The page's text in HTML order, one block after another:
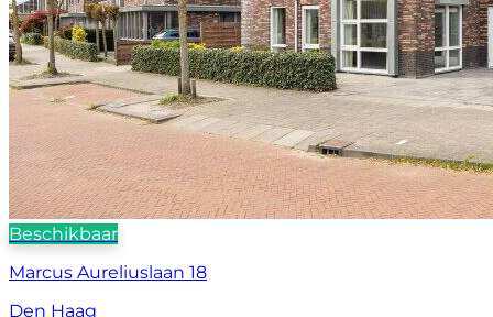
Beschikbaar
Marcus Aureliuslaan 18
Den Haag